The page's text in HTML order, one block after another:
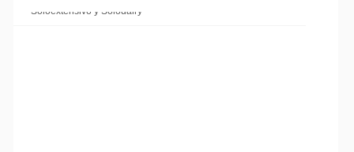
Soloextensivo y Solodairy